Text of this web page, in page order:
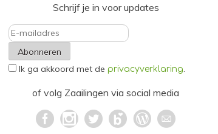
Schrijf je in voor updates
E-
mailadres
Ik ga akkoord met de privacyverklaring.
of volg Zaailingen via social media